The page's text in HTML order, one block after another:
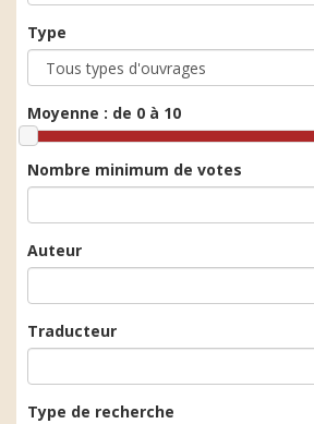
Type
Moyenne : de 0 à 10
Nombre minimum de votes
Auteur
Traducteur
Type de recherche